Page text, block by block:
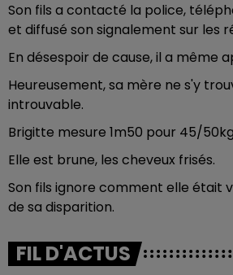
Son fils a contacté la police,
et diffusé son signalement sur les
En désespoir de cause, il a même
Heureusement, sa mère ne s'y
introuvable.
Brigitte mesure 1m50 pour 45/
Elle est brune, les cheveux frisés.
Son fils ignore comment elle était
de sa disparition.
FIL D'ACTUS